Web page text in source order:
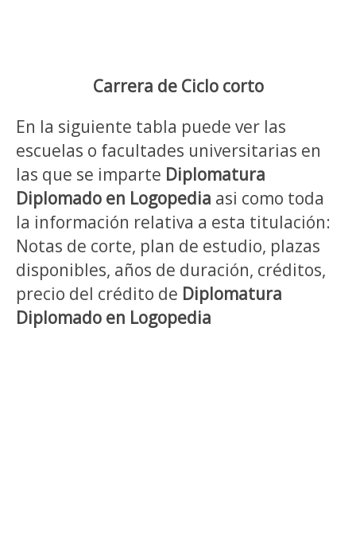
Carrera de Ciclo corto
En la siguiente tabla puede ver las
escuelas o facultades universitarias en
las que se imparte Diplomatura
Diplomado en Logopedia asi como toda
la información relativa a esta titulación:
Notas de corte, plan de estudio, plazas
disponibles, años de duración, créditos,
precio del crédito de Diplomatura
Diplomado en Logopedia